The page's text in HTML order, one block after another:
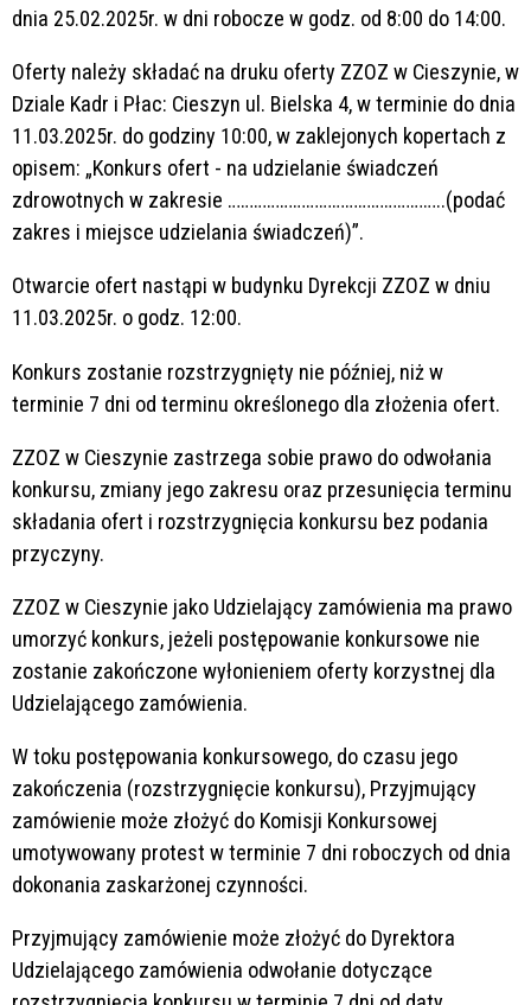
dnia 25.02.2025r. w dni robocze w godz. od 8:00 do 14:00.
Oferty należy składać na druku oferty ZZOZ w Cieszynie, w
Dziale Kadr i Płac: Cieszyn ul. Bielska 4, w terminie do dnia
11.03.2025r. do godziny 10:00, w zaklejonych kopertach z
opisem: „Konkurs ofert - na udzielanie świadczeń
zdrowotnych w zakresie …………………………………………..(podać
zakres i miejsce udzielania świadczeń)”.
Otwarcie ofert nastąpi w budynku Dyrekcji ZZOZ w dniu
11.03.2025r. o godz. 12:00.
Konkurs zostanie rozstrzygnięty nie później, niż w
terminie 7 dni od terminu określonego dla złożenia ofert.
ZZOZ w Cieszynie zastrzega sobie prawo do odwołania
konkursu, zmiany jego zakresu oraz przesunięcia terminu
składania ofert i rozstrzygnięcia konkursu bez podania
przyczyny.
ZZOZ w Cieszynie jako Udzielający zamówienia ma prawo
umorzyć konkurs, jeżeli postępowanie konkursowe nie
zostanie zakończone wyłonieniem oferty korzystnej dla
Udzielającego zamówienia.
W toku postępowania konkursowego, do czasu jego
zakończenia (rozstrzygnięcie konkursu), Przyjmujący
zamówienie może złożyć do Komisji Konkursowej
umotywowany protest w terminie 7 dni roboczych od dnia
dokonania zaskarżonej czynności.
Przyjmujący zamówienie może złożyć do Dyrektora
Udzielającego zamówienia odwołanie dotyczące